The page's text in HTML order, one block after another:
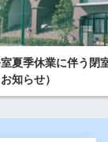
夏季休業に伴う閉
知らせ）